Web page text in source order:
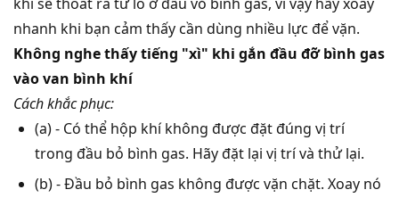
nhanh khi bạn cảm thấy cần dùng nhiều lực để vặn.
Không nghe thấy tiếng "xì" khi gắn đầu đỡ bình gas
vào van bình khí
Cách khắc phục:
(a) - Có thể hộp khí không được đặt đúng vị trí
trong đầu bỏ bình gas. Hãy đặt lại vị trí và thử lại.
(b) - Đầu bỏ bình gas không được vặn chặt. Xoay nó